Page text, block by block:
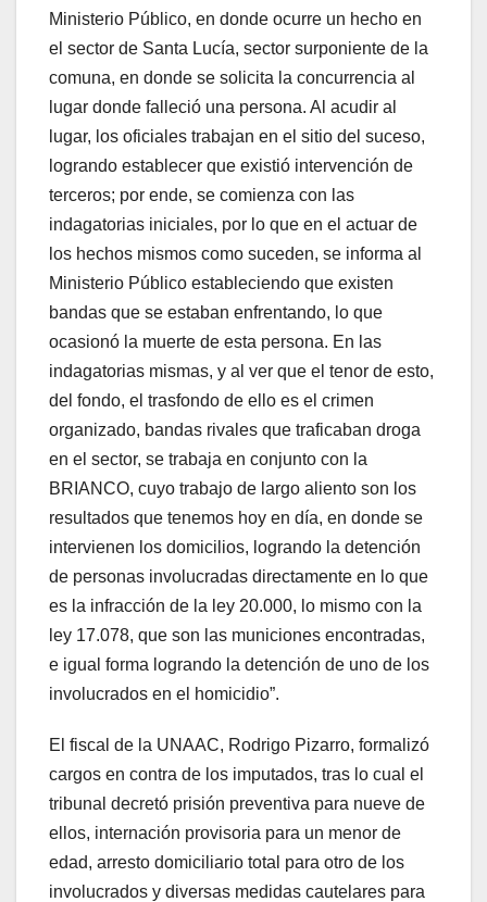
Ministerio Público, en donde ocurre un hecho en
el sector de Santa Lucía, sector surponiente de la
comuna, en donde se solicita la concurrencia al
lugar donde falleció una persona. Al acudir al
lugar, los oficiales trabajan en el sitio del suceso,
logrando establecer que existió intervención de
terceros; por ende, se comienza con las
indagatorias iniciales, por lo que en el actuar de
los hechos mismos como suceden, se informa al
Ministerio Público estableciendo que existen
bandas que se estaban enfrentando, lo que
ocasionó la muerte de esta persona. En las
indagatorias mismas, y al ver que el tenor de esto,
del fondo, el trasfondo de ello es el crimen
organizado, bandas rivales que traficaban droga
en el sector, se trabaja en conjunto con la
BRIANCO, cuyo trabajo de largo aliento son los
resultados que tenemos hoy en día, en donde se
intervienen los domicilios, logrando la detención
de personas involucradas directamente en lo que
es la infracción de la ley 20.000, lo mismo con la
ley 17.078, que son las municiones encontradas,
e igual forma logrando la detención de uno de los
involucrados en el homicidio”.
El fiscal de la UNAAC, Rodrigo Pizarro, formalizó
cargos en contra de los imputados, tras lo cual el
tribunal decretó prisión preventiva para nueve de
ellos, internación provisoria para un menor de
edad, arresto domiciliario total para otro de los
involucrados y diversas medidas cautelares para